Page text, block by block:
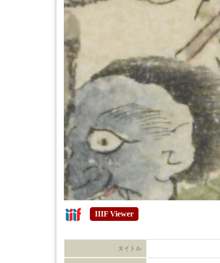
IIIF Viewer
タイトル